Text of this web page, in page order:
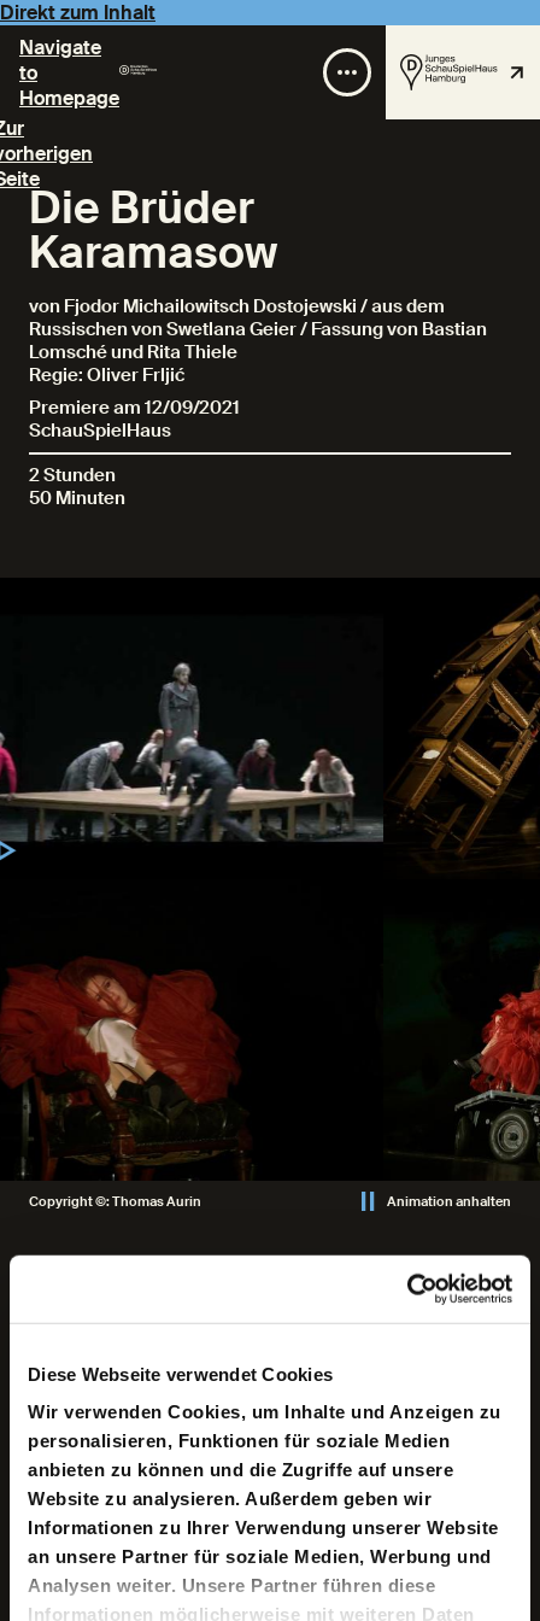
Diese Webseite verwendet Cookies
Wir verwenden Cookies, um Inhalte und Anzeigen zu
personalisieren, Funktionen für soziale Medien
anbieten zu können und die Zugriffe auf unsere
Website zu analysieren. Außerdem geben wir
Informationen zu Ihrer Verwendung unserer Website
an unsere Partner für soziale Medien, Werbung und
Analysen weiter. Unsere Partner führen diese
Informationen möglicherweise mit weiteren Daten
Direkt zum Inhalt
Navigate
to
Homepage
Die Brüder
Karamasow
von Fjodor Michailowitsch Dostojewski / aus dem
Russischen von Swetlana Geier / Fassung von Bastian
Lomsché und Rita Thiele
Regie: Oliver Frljić
Premiere am 12/09/2021
SchauSpielHaus
2 Stunden
50 Minuten
Copyright ©: Thomas Aurin Animation anhalten
Keine aktuellen Termine
In seinem letzten Werk erzählt Fjodor M. Dostojewski die
Geschehnisse um die Ermordung des Scheusals Fjodor
Karamasow und die Ermittlungen gegen seine Söhne
Dimitrij, Iwan und Aljoscha. Diese „Geschichte einer
Familie“, wie das erste Buch im Roman heißt, legt die
zwischenmenschlichen Abgründe der Figuren und das
poröse Gerippe einer überholten Gesellschaft in der
Mitte des 19. Jahrhunderts frei. In einer Zeit, in der
Religiosität und aufkeimender Liberalismus